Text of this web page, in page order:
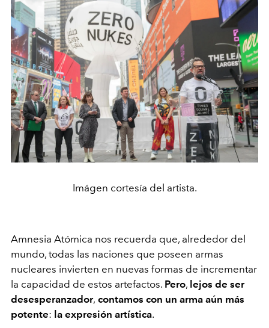
Imágen cortesía del artista.
Amnesia Atómica nos recuerda que, alrededor del
mundo, todas las naciones que poseen armas
nucleares invierten en nuevas formas de incrementar
la capacidad de estos artefactos. Pero, lejos de ser
desesperanzador, contamos con un arma aún más
potente: la expresión artística.